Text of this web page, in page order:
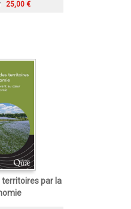
25,00 €
territoires par la